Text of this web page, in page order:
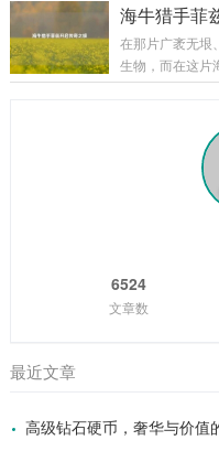
意穿梭，为他的
招无限使用，并
秘。 理解露娜
能，该技能能
释放大招后的一
的基础，只要
海牛猎手菲
在那片广袤无垠
生物，而在这
猎手菲兹。 菲
敬畏，他常常
事，其中海牛
温和的生物，
比，它们的皮
为一名出色海
6524
文章数
最近文章
高级钻石硬币，奢华与价值